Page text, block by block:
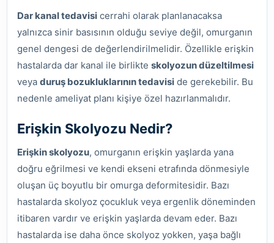
Dar kanal tedavisi cerrahi olarak planlanacaksa
yalnızca sinir basısının olduğu seviye değil, omurganın
genel dengesi de değerlendirilmelidir. Özellikle erişkin
hastalarda dar kanal ile birlikte skolyozun düzeltilmesi
veya duruş bozukluklarının tedavisi de gerekebilir. Bu
nedenle ameliyat planı kişiye özel hazırlanmalıdır.
Erişkin Skolyozu Nedir?
Erişkin skolyozu, omurganın erişkin yaşlarda yana
doğru eğrilmesi ve kendi ekseni etrafında dönmesiyle
oluşan üç boyutlu bir omurga deformitesidir. Bazı
hastalarda skolyoz çocukluk veya ergenlik döneminden
itibaren vardır ve erişkin yaşlarda devam eder. Bazı
hastalarda ise daha önce skolyoz yokken, yaşa bağlı